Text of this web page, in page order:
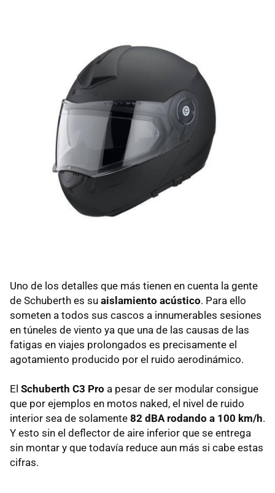
Uno de los detalles que más tienen en cuenta la gente
de Schuberth es su aislamiento acústico. Para ello
someten a todos sus cascos a innumerables sesiones
en túneles de viento ya que una de las causas de las
fatigas en viajes prolongados es precisamente el
agotamiento producido por el ruido aerodinámico.
El Schuberth C3 Pro a pesar de ser modular consigue
que por ejemplos en motos naked, el nivel de ruido
interior sea de solamente 82 dBA rodando a 100 km/h.
Y esto sin el deflector de aire inferior que se entrega
sin montar y que todavía reduce aun más si cabe estas
cifras.